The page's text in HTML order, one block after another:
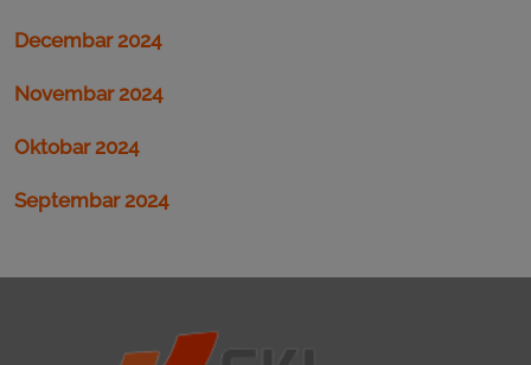
Decembar 2024
Novembar 2024
Oktobar 2024
Septembar 2024